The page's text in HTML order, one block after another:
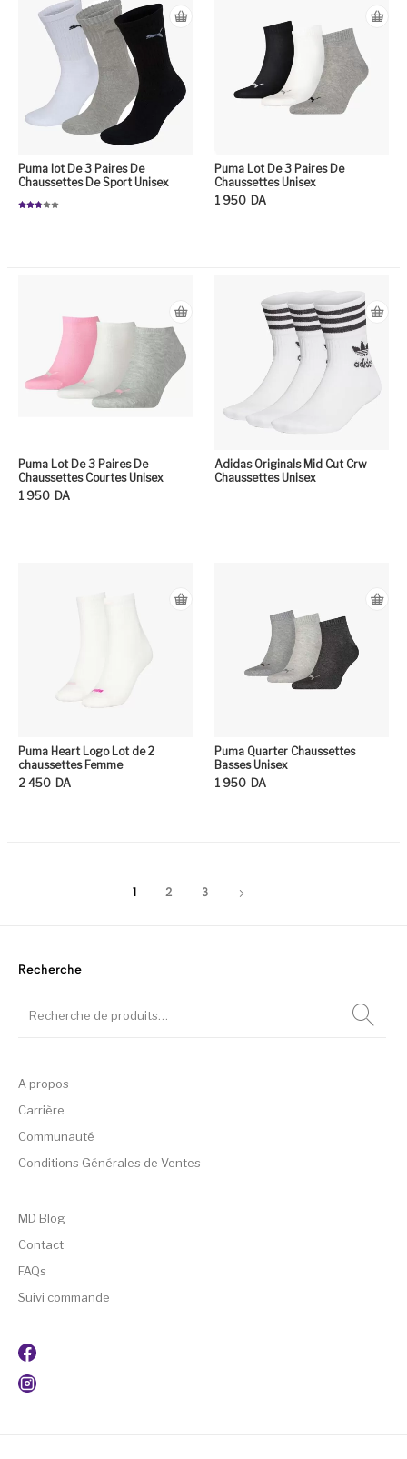
Puma lot De 3 Paires De
Chaussettes De Sport Unisex
Puma Lot De 3 Paires De
Chaussettes Unisex
1 950 DA
Puma Lot De 3 Paires De
Chaussettes Courtes Unisex
1 950 DA
Adidas Originals Mid Cut Crw
Chaussettes Unisex
Puma Heart Logo Lot de 2
chaussettes Femme
2 450 DA
Puma Quarter Chaussettes
Basses Unisex
1 950 DA
1 2 3
Recherche
A propos
Carrière
Communauté
Conditions Générales de Ventes
MD Blog
Contact
FAQs
Suivi commande